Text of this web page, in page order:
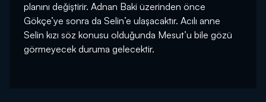
planını değiştirir. Adnan Baki üzerinden önce
Gökçe’ye sonra da Selin’e ulaşacaktır. Acılı anne
Selin kızı söz konusu olduğunda Mesut’u bile gözü
görmeyecek duruma gelecektir.